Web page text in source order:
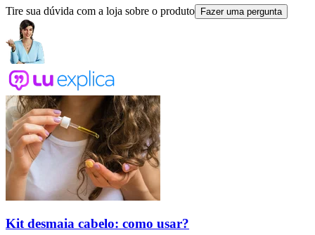
Tire sua dúvida com a loja sobre o produto Fazer uma pergunta
Kit desmaia cabelo: como usar?